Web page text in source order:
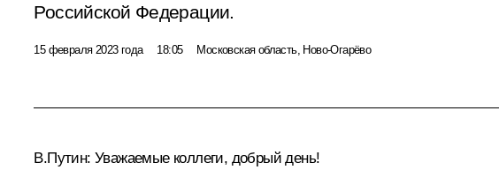
Российской Федерации.
15 февраля 2023 года 18:05 Московская область, Ново-Огарёво
В.Путин: Уважаемые коллеги, добрый день!